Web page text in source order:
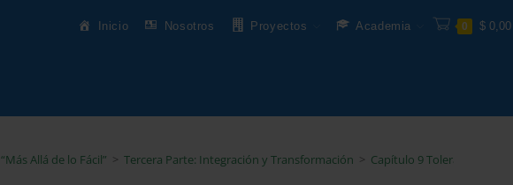
Inicio Nosotros Proyectos Academia 0 $ 0,00
“Más Allá de lo Fácil” > Tercera Parte: Integración y Transformación > Capítulo 9 Tolerancia y